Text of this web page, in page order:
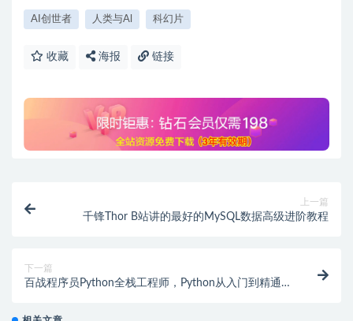
AI创世者 人类与Al 科幻片
收藏 海报 链接
上一篇
千锋Thor B站讲的最好的MySQL数据高级进阶教程
下一篇
百战程序员Python全栈工程师，Python从入门到精通教